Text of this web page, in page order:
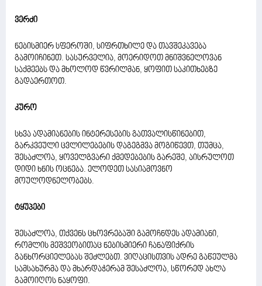
ვერძი
ნებისმიერ სფეროში, სიფრთხილე და თავშეკავება
გამოიჩინეთ. სასურველია, მოერიდოთ მნიშვნელოვან
საქმეებს და მხოლოდ წვრილმან, ყოფით საკითხებზე
გადაერთოთ.
კურო
სხვა ადამიანების ინტერესების გათვალისწინებით,
გარკვეული ცვლილებების დაგეგმვა მოგიწევთ, თუმცა,
შესაძლოა, ყოველგვარი ქმედებების გარეშე, აისრულოთ
დიდი ხნის ოცნება. ელოდეთ სასიამოვნო
მოულოდნელობებს.
ტყუპები
შესაძლოა, თქვენს ცხოვრებაში გამოჩნდეს ადამიანი,
რომლის მეშვეობითაც ნებისმიერი ჩანაფიქრის
განხორციელებას შეძლებთ. ვიღაცისთვის ადრე გაწეულმა
სამსახურმა და მხარდაჭერამ შესაძლოა, სწორედ ახლა
გამოიღოს ნაყოფი.